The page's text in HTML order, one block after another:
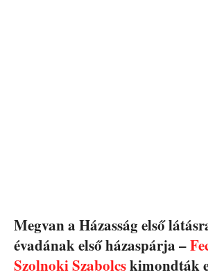
Megvan a Házasság első
évadának első házaspárja –
Szolnoki Szabolcskimondták